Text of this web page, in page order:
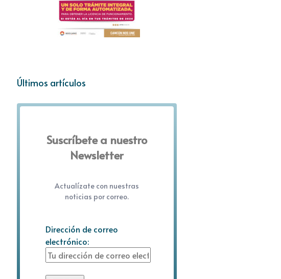
Últimos artículos
Suscríbete a nuestro
Newsletter
Actualízate con nuestras
noticias por correo.
Dirección de correo
electrónico: